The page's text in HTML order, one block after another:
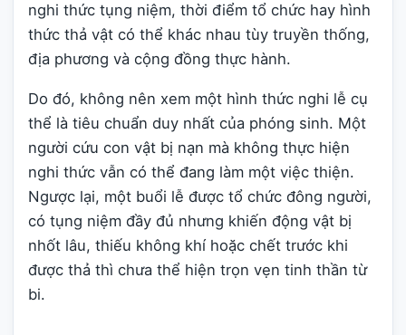
nghi thức tụng niệm, thời điểm tổ chức hay hình
thức thả vật có thể khác nhau tùy truyền thống,
địa phương và cộng đồng thực hành.
Do đó, không nên xem một hình thức nghi lễ cụ
thể là tiêu chuẩn duy nhất của phóng sinh. Một
người cứu con vật bị nạn mà không thực hiện
nghi thức vẫn có thể đang làm một việc thiện.
Ngược lại, một buổi lễ được tổ chức đông người,
có tụng niệm đầy đủ nhưng khiến động vật bị
nhốt lâu, thiếu không khí hoặc chết trước khi
được thả thì chưa thể hiện trọn vẹn tinh thần từ
bi.